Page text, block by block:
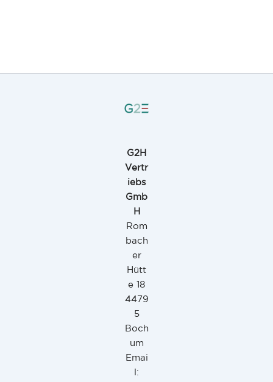
G2H
Vertr
iebs
Gmb
H
Rom
bach
er
Hütt
e 18
4479
5
Boch
um
Emai
l: